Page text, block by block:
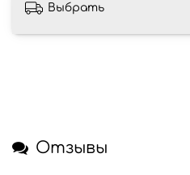
Выбрать
Отзывы